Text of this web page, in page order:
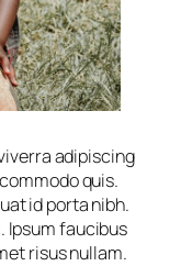
adipiscing
quis.
id porta nibh.
Ipsum faucibus
risus nullam.